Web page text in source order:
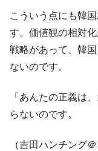
こういう点にも韓
す。価値観の相対
戦略があって、韓
ないのです。
「あんたの正義は
らないのです。
（吉田ハンチング＠